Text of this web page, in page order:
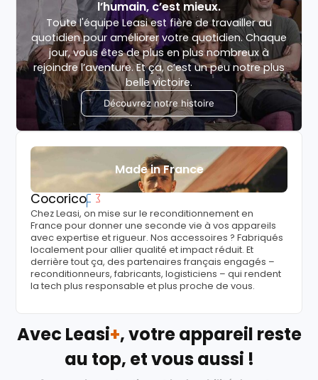
l’humain, c’est mieux.
Toute l'équipe Leasi est fière de travailler au
quotidien pour améliorer votre quotidien. Chaque
jour, vous êtes de plus en plus nombreux à
rejoindre l’aventure. Et ça, c’est un peu notre plus
belle victoire.
Découvrez notre histoire
Made in France
Cocorico
Chez Leasi, on mise sur le reconditionnement en
France pour donner une seconde vie à vos appareils
avec expertise et rigueur. Nos accessoires ? Fabriqués
localement pour allier qualité et impact réduit. Et
derrière tout ça, des partenaires français engagés –
reconditionneurs, fabricants, logisticiens – qui rendent
la tech plus responsable et plus proche de vous.
Avec Leasi+, votre appareil reste
au top, et vous aussi !